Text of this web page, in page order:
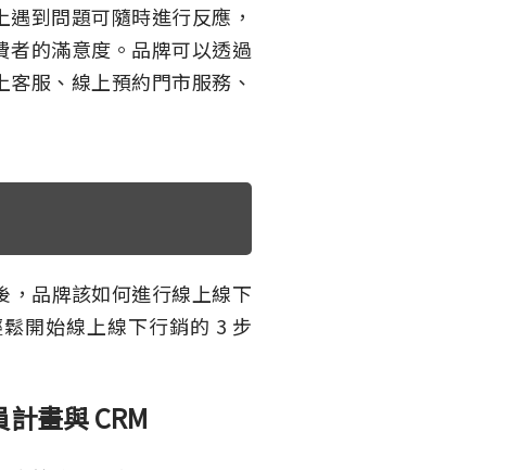
到問題可隨時進行反應，
者的滿意度。品牌可以透過
服、線上預約門市服務、
，品牌該如何進行線上線下
開始線上線下行銷的 3 步
畫與 CRM